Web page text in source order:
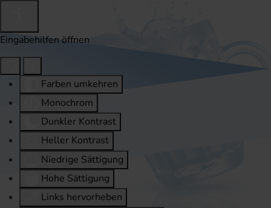
Eingabehilfen öffnen
Farben umkehren
Monochrom
Dunkler Kontrast
Heller Kontrast
Niedrige Sättigung
Hohe Sättigung
Links hervorheben